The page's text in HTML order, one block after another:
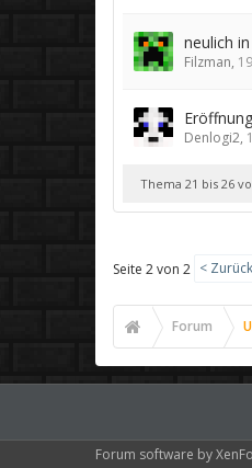
neulich
Filzman,
Denlogi2,
Thema 21 bis 26
Seite 2 von 2 < Zurück
Forum
Forum software by